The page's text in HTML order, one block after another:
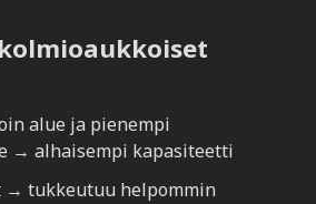
alue ja pienempi
→ alhaisempi kapasiteetti
→ tukkeutuu helpommin